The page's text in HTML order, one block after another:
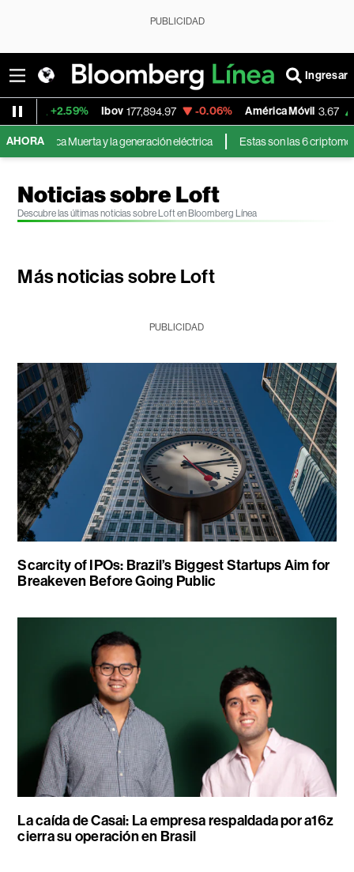
PUBLICIDAD
Ingresar
Ibov 177,894.97 -0.06% América Móvil 3.67 +5.76%
AHORAMuerta y la generación eléctrica Estas son las 6 criptomonedas
Noticias sobre Loft
Descubre las últimas noticias sobre Loft en Bloomberg Línea
Más noticias sobre Loft
PUBLICIDAD
Scarcity of IPOs: Brazil’s Biggest Startups Aim for
Breakeven Before Going Public
La caída de Casai: La empresa respaldada por a16z
cierra su operación en Brasil